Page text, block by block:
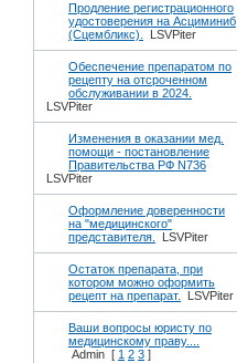
Продление регистрационного
удостоверения на Асциминиб
(Сцембликс).
LSVPiter
Обеспечение препаратом по
рецепту на отсроченном
обслуживании в 2024.
LSVPiter
Изменения в оказании мед.
помощи - постановление
Правительства РФ N736
LSVPiter
Оформление доверенности
на "медицинского"
представителя.
LSVPiter
Остаток препарата, при
котором можно оформить
рецепт на препарат.
LSVPiter
Ваши вопросы юристу по
медицинскому праву....
Admin [ 1 2 3 ]